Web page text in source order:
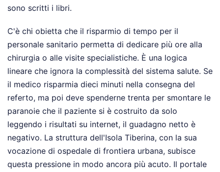
sono scritti i libri.
C'è chi obietta che il risparmio di tempo per il
personale sanitario permetta di dedicare più ore alla
chirurgia o alle visite specialistiche. È una logica
lineare che ignora la complessità del sistema salute. Se
il medico risparmia dieci minuti nella consegna del
referto, ma poi deve spenderne trenta per smontare le
paranoie che il paziente si è costruito da solo
leggendo i risultati su internet, il guadagno netto è
negativo. La struttura dell'Isola Tiberina, con la sua
vocazione di ospedale di frontiera urbana, subisce
questa pressione in modo ancora più acuto. Il portale